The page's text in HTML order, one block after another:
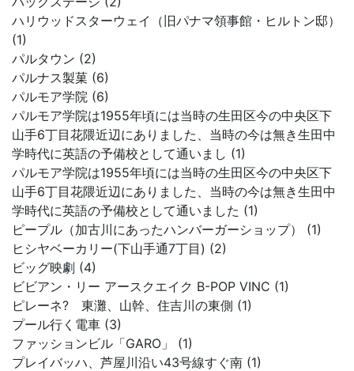
ハリウッドスターウェイ（旧パナマ領事館・ヒルトン邸）
(1)
パルタウン (2)
パルナス製菓 (6)
パルモア学院 (6)
パルモア学院は1955年頃には当時の生田区今の中央区下
山手6丁目花隈近辺にありました、当時の今は無き生田中
学時代に英語の予備校として通いまし (1)
パルモア学院は1955年頃には当時の生田区今の中央区下
山手6丁目花隈近辺にありました、当時の今は無き生田中
学時代に英語の予備校として通いました (1)
ピープル（加古川にあったハンバーガーショップ） (1)
ヒシヤベーカリー(下山手通7丁目) (2)
ビッグ映劇 (4)
ビビアン・リー アースクエイク B-POP VINC (1)
ピレーネ? 東灘、山幹、住吉川の東側 (1)
プール行く電車 (3)
ファッションビル「GARO」 (1)
プレイバッハ、芦屋川沿い43号線すぐ南 (1)